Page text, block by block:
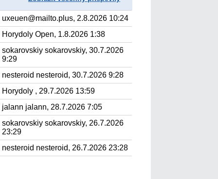
uxeuen@mailto.plus, 2.8.2026 10:24
Horydoly Open, 1.8.2026 1:38
sokarovskiy sokarovskiy, 30.7.2026
9:29
nesteroid nesteroid, 30.7.2026 9:28
Horydoly , 29.7.2026 13:59
jalann jalann, 28.7.2026 7:05
sokarovskiy sokarovskiy, 26.7.2026
23:29
nesteroid nesteroid, 26.7.2026 23:28